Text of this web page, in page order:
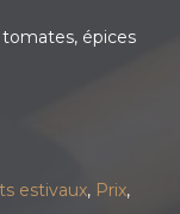
épices
estivaux, Prix,